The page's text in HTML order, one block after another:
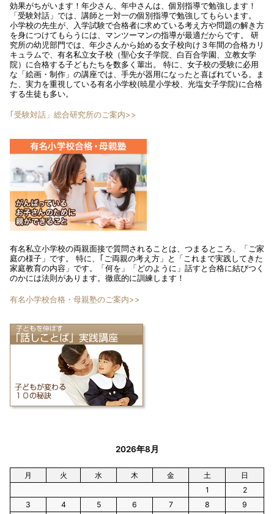
効果がちがいます！年少さん、年中さんは、個別指導で勉強します！
「受験対話」では、講師と一対一の個別指導で勉強してもらいます。
小学校の先生が、入学試験で合格者に求めている考え方や問題の解き方
を身につけてもらうには、マンツーマンの指導が最適だからです。 研
究所の幼児部門では、年少さんから始める女子校向け３年間の合格カリ
キュラムで、有名私立女子校（聖心女子学院、白百合学園、立教女学
院）に合格する子どもたちを数多く輩出。 特に、女子校の受験に必用
な「絵画・制作」の講座では、手先が器用になったと喜ばれている。ま
た、実力を重視している有名小学校(暁星小学校、光塩女子学院)に合格
する生徒も多い。
｢受験対話」総合研究所のご案内>>
有名私立小学校の両親面接で質問されることは、つまるところ、「ご家
庭の様子」です。 特に、｢ご両親の考え方」と「これまで実践してきた
家庭教育の内容」です。「何を」「どのように」話すと合格に結びつく
のかには法則があります。徹底的に訓練します！
有名小学校合格・母親塾のご案内>>
2026年8月
月 火 水 木 金 土
日
1
2
3
4 5 6 7 8
9